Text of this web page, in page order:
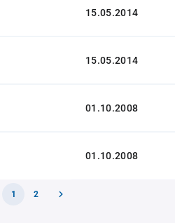
15.05.2014
15.05.2014
01.10.2008
01.10.2008
1 2